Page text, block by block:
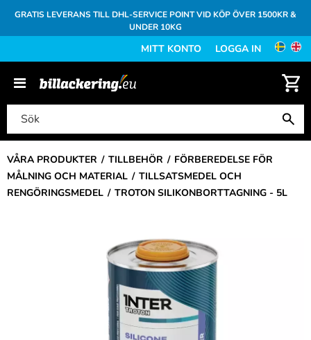
GRATIS LEVERANS TILL DHL-SERVICE POINT VID KÖP ÖVER 1500KR &
UNDER 10KG
MITT KONTO LOGGA IN
VÅRA PRODUKTER TILLBEHÖR
FÖRBEREDELSE FÖR
MÅLNING OCH MATERIAL
TILLSATSMEDEL OCH
RENGÖRINGSMEDEL
TROTON SILIKONBORTTAGNING - 5L